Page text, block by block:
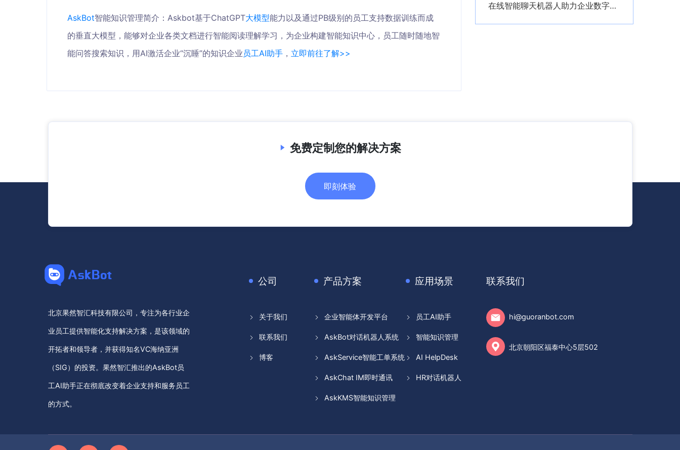
AskBot智能知识管理简介：Askbot基于ChatGPT大模型能力以及通过PB级别的员工支持数据训练而成
的垂直大模型，能够对企业各类文档进行智能阅读理解学习，为企业构建智能知识中心，员工随时随地智
能问答搜索知识，用AI激活企业“沉睡”的知识企业 员工AI助手 ， 立即前往了解>>
在线智能聊天机器人助力企业数字化转型创新服务模式
免费定制您的解决方案
即刻体验
北京果然智汇科技有限公司，专注为各行业企
业员工提供智能化支持解决方案，是该领域的
开拓者和领导者，并获得知名VC海纳亚洲
（SIG）的投资。果然智汇推出的AskBot员
工AI助手正在彻底改变着企业支持和服务员工
的方式。
公司
关于我们
联系我们
博客
产品方案
企业智能体开发平台
AskBot对话机器人系统
AskService智能工单系统
AskChat IM即时通讯
AskKMS智能知识管理
应用场景
员工AI助手
智能知识管理
AI HelpDesk
HR对话机器人
联系我们
hi@guoranbot.com
北京朝阳区福泰中心5层502